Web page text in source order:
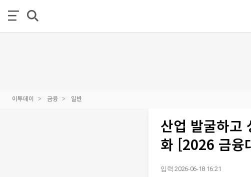
이투데이 금융 일반
산업 발굴하고
화 [2026 금융
입력 2026-06-18 16:21